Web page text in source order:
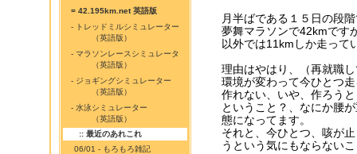
= 42.195km.net 英語版
- トレッドミルシミュレーター
（英語版）
- マラソンレースシミュレータ
（英語版）
- ジョギングシミュレーター
（英語版）
- 水泳シミュレーター
（英語版）
:: 最近のあれこれ
06/01 - もろもろ雑記
月半ばである１５日の段
夢舞マラソンで42kmです
以外では11kmしか走って
理由はやはり、（再就職
環境が変わって今ひとつ
作れない、いや、作ろう
ということ？、なにか腰
態になってます。
それと、今ひとつ、咳が
うという気にもならない